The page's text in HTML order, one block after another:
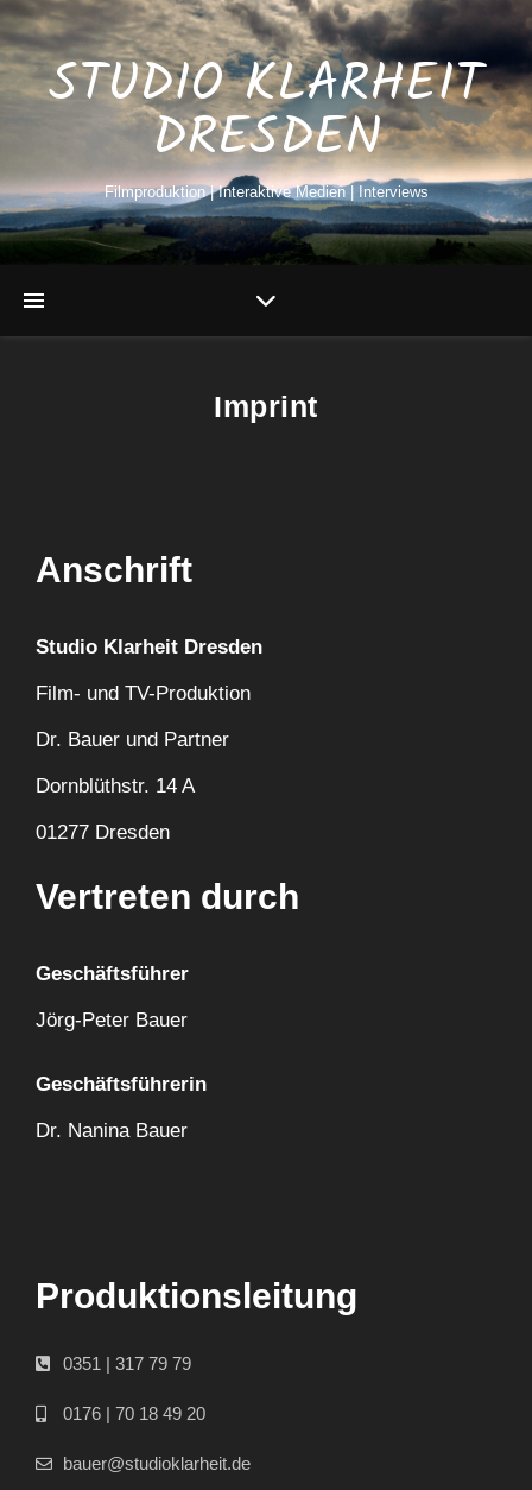
STUDIO KLARHEIT
DRESDEN
Filmproduktion | Interaktive Medien | Interviews
Imprint
Anschrift
Studio Klarheit Dresden
Film- und TV-Produktion
Dr. Bauer und Partner
Dornblüthstr. 14 A
01277 Dresden
Vertreten durch
Geschäftsführer
Jörg-Peter Bauer
Geschäftsführerin
Dr. Nanina Bauer
Produktionsleitung
0351 | 317 79 79
0176 | 70 18 49 20
bauer@studioklarheit.de